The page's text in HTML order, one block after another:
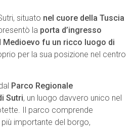
situato nel cuore della Tuscia
la porta d’ingresso
Medioevo fu un ricco luogo di
per la sua posizione nel centro
Parco Regionale
Sutri, un luogo davvero unico nel
Il parco comprende
importante del borgo,